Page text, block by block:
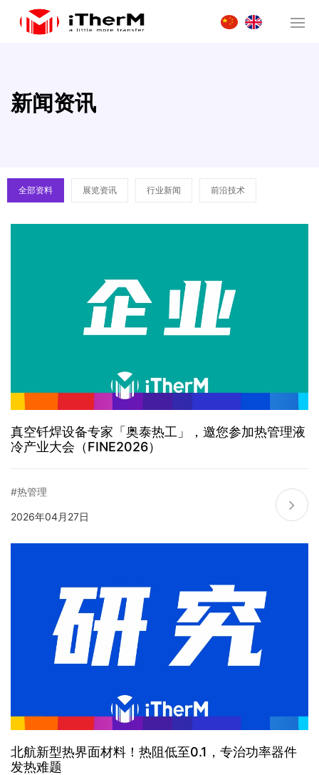
新闻资讯
全部资料 展览资讯 行业新闻 前沿技术
真空钎焊设备专家「奥泰热工」，邀您参加热管理液
冷产业大会（FINE2026）
#热管理
2026年04月27日
北航新型热界面材料！热阻低至0.1，专治功率器件
发热难题